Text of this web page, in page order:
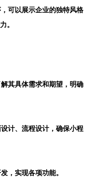
可以展示企业的独特风格
。
其具体需求和期望，明确
计、流程设计，确保小程
，实现各项功能。